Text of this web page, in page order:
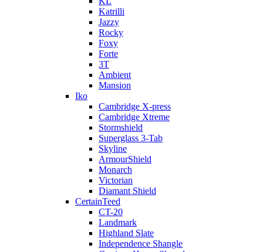
Katrilli
Jazzy
Rocky
Foxy
Forte
3T
Ambient
Mansion
Iko
Cambridge X-press
Cambridge Xtreme
Stormshield
Superglass 3-Tab
Skyline
ArmourShield
Monarch
Victorian
Diamant Shield
CertainTeed
CT-20
Landmark
Highland Slate
Independence Shangle